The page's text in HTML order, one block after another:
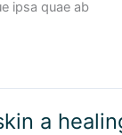
ipsa quae ab
a